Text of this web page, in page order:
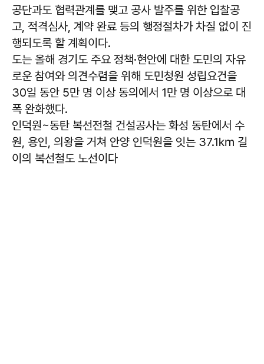
공단과도 협력관계를 맺고 공사 발주를 위한 입찰공
고, 적격심사, 계약 완료 등의 행정절차가 차질 없이 진
행되도록 할 계획이다.
도는 올해 경기도 주요 정책·현안에 대한 도민의 자유
로운 참여와 의견수렴을 위해 도민청원 성립요건을
30일 동안 5만 명 이상 동의에서 1만 명 이상으로 대
폭 완화했다.
인덕원~동탄 복선전철 건설공사는 화성 동탄에서 수
원, 용인, 의왕을 거쳐 안양 인덕원을 잇는 37.1㎞ 길
이의 복선철도 노선이다